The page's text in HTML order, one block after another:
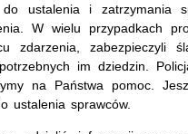
ustalenia i zatrzymania
W wielu przypadkach
zdarzenia, zabezpieczyli
im dziedzin.
na Państwa pomoc.
ustalenia sprawców.